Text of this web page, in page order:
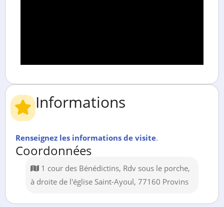
Informations
Renseignez les informations de visite.
Coordonnées
1 cour des Bénédictins, Rdv sous le porche,
à droite de l'église Saint-Ayoul, 77160 Provins